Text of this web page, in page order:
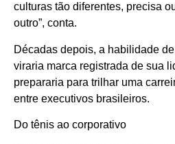
culturas tão diferentes, precisa
outro”, conta.
Décadas depois, a habilidade
viraria marca registrada de sua
prepararia para trilhar uma
entre executivos brasileiros.
Do tênis ao corporativo